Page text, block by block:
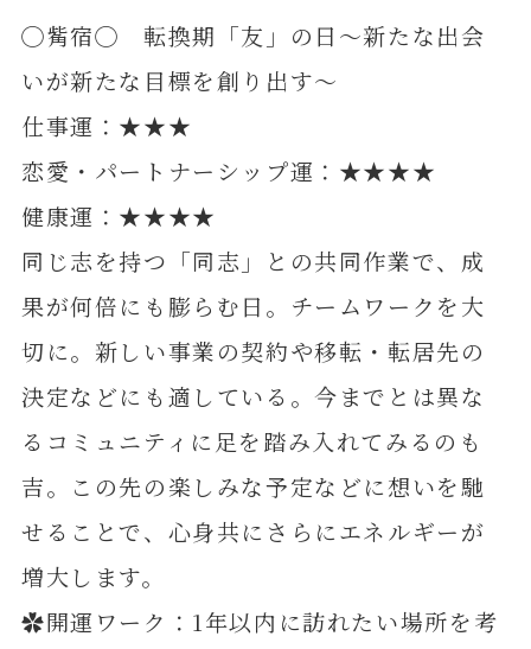
◯觜宿◯ 転換期「友」の日～新たな出会
いが新たな目標を創り出す～
仕事運：★★★
恋愛・パートナーシップ運：★★★★
健康運：★★★★
同じ志を持つ「同志」との共同作業で、成
果が何倍にも膨らむ日。チームワークを大
切に。新しい事業の契約や移転・転居先の
決定などにも適している。今までとは異な
るコミュニティに足を踏み入れてみるのも
吉。この先の楽しみな予定などに想いを馳
せることで、心身共にさらにエネルギーが
増大します。
✿開運ワーク：1年以内に訪れたい場所を考